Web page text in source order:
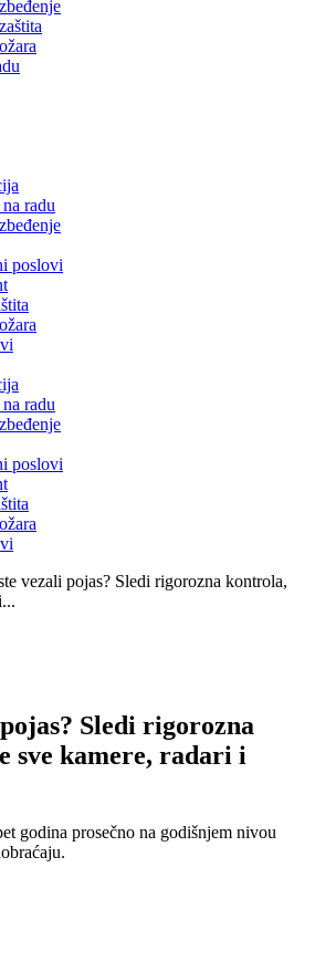
radu
poslovi
radu
poslovi
vezali pojas? Sledi rigorozna kontrola,
Sledi rigorozna
sve kamere, radari i
godina prosečno na godišnjem nivou